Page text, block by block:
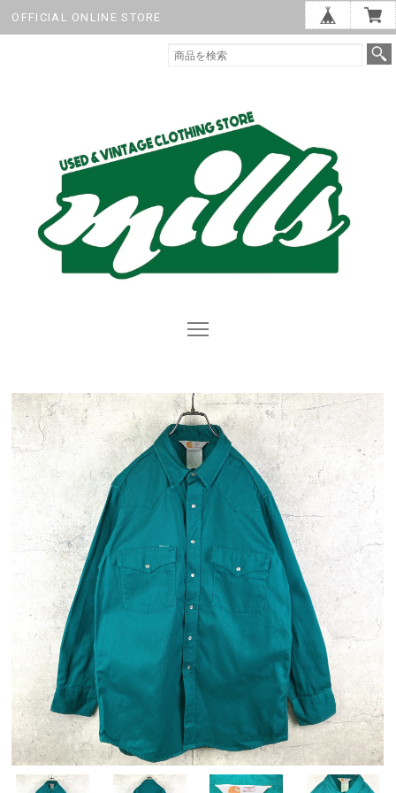
OFFICIAL ONLINE STORE